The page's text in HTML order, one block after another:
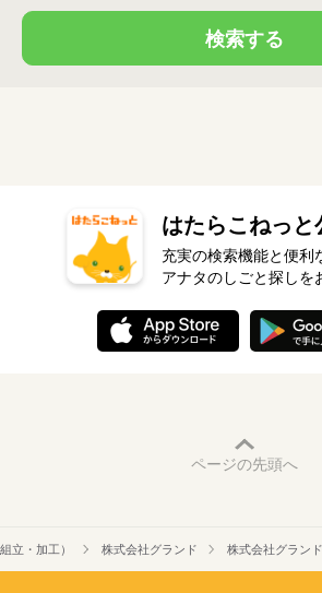
検索する
はたらこねっと
充実の検索機能と便利
アナタのしごと探しを
ページの先頭へ
立・加工） 株式会社グランド 株式会社グラン